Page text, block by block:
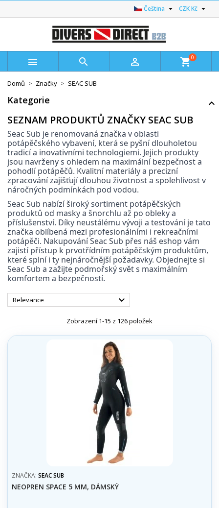
CZK Kč 
Čeština 
   shopping_cart0
Domů Značky SEAC SUB
Kategorie
SEZNAM PRODUKTŮ ZNAČKY SEAC SUB
Seac Sub je renomovaná značka v oblasti
potápěčského vybavení, která se pyšní dlouholetou
tradicí a inovativními technologiemi. Jejich produkty
jsou navrženy s ohledem na maximální bezpečnost a
pohodlí potápěčů. Kvalitní materiály a precizní
zpracování zajišťují dlouhou životnost a spolehlivost v
náročných podmínkách pod vodou.
Seac Sub nabízí široký sortiment potápěčských
produktů od masky a šnorchlu až po obleky a
příslušenství. Díky neustálému vývoji a testování je tato
značka oblíbená mezi profesionálními i rekreačními
potápěči. Nakupování Seac Sub přes náš eshop vám
zajistí přístup k prvotřídním potápěčským produktům,
které splní i ty nejnáročnější požadavky. Objednejte si
Seac Sub a zažijte podmořský svět s maximálním
komfortem a bezpečností.
Relevance 
Zobrazení 1-15 z 126 položek
ZNAČKA: SEAC SUB
NEOPREN SPACE 5 MM, DÁMSKÝ